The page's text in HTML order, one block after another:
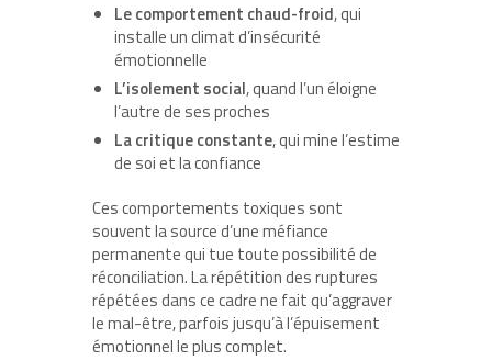
Le comportement chaud-froid, qui
installe un climat d’insécurité
émotionnelle
L’isolement social, quand l’un éloigne
l’autre de ses proches
La critique constante, qui mine l’estime
de soi et la confiance
Ces comportements toxiques sont
souvent la source d’une méfiance
permanente qui tue toute possibilité de
réconciliation. La répétition des ruptures
répétées dans ce cadre ne fait qu’aggraver
le mal-être, parfois jusqu’à l’épuisement
émotionnel le plus complet.